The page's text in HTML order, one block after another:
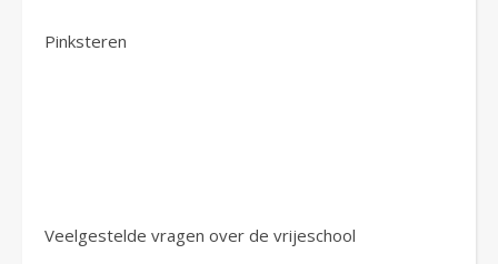
Pinksteren
Veelgestelde vragen over de vrijeschool